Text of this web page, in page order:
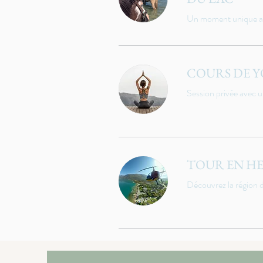
Un moment unique
COURS DE
Session privée avec
TOUR EN
Découvrez la région